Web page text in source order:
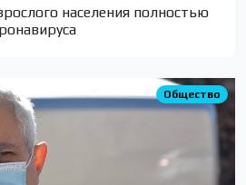
населения полностью
Общество